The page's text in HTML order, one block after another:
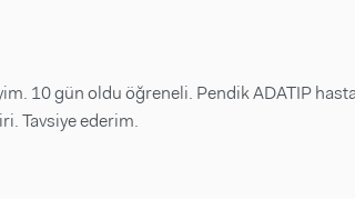
10 gün oldu öğreneli. Pendik ADATIP
Tavsiye ederim.